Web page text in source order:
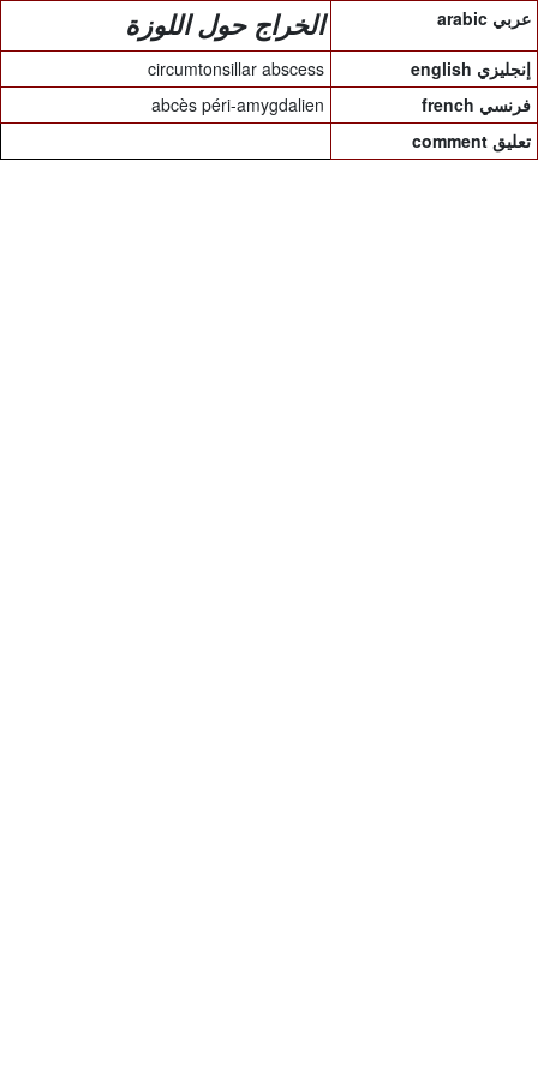
arabic عربي الخراج حول اللوزة
english إنجليزي
circumtonsillar abscess
french فرنسي
abcès péri-amygdalien
comment تعليق